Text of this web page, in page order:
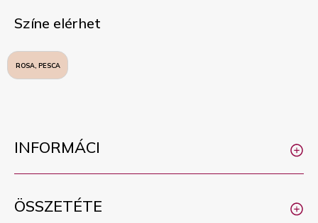
Színe elérhet
ROSA, PESCA
INFORMÁCI
ÖSSZETÉTE